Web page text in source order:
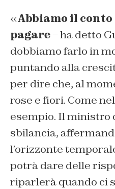
«Abbiamo il conto
pagare– ha detto
dobbiamo farlo in
puntando alla
per dire che, al
rose e fiori. Come
esempio. Il ministro
sbilancia,
l’orizzonte
potrà dare delle
riparlerà quando ci